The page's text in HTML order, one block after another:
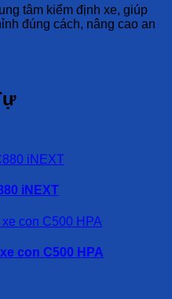
tâm kiểm định xe, giúp
đúng cách, nâng cao an
iNEXT
con C500 HPA